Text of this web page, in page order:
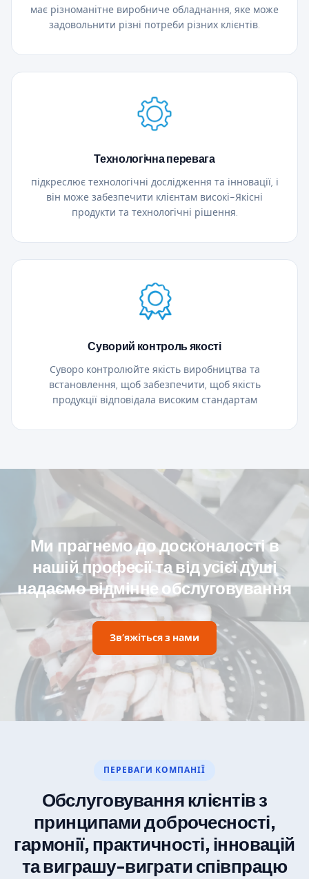
має різноманітне виробниче обладнання, яке може
задовольнити різні потреби різних клієнтів.
Технологічна перевага
підкреслює технологічні дослідження та інновації, і
він може забезпечити клієнтам високі-Якісні
продукти та технологічні рішення.
Суворий контроль якості
Суворо контролюйте якість виробництва та
встановлення, щоб забезпечити, щоб якість
продукції відповідала високим стандартам
Ми прагнемо до досконалості в
нашій професії та від усієї душі
надаємо відмінне обслуговування
Зв’яжіться з нами
ПЕРЕВАГИ КОМПАНІЇ
Обслуговування клієнтів з
принципами доброчесності,
гармонії, практичності, інновацій
та виграшу-виграти співпрацю